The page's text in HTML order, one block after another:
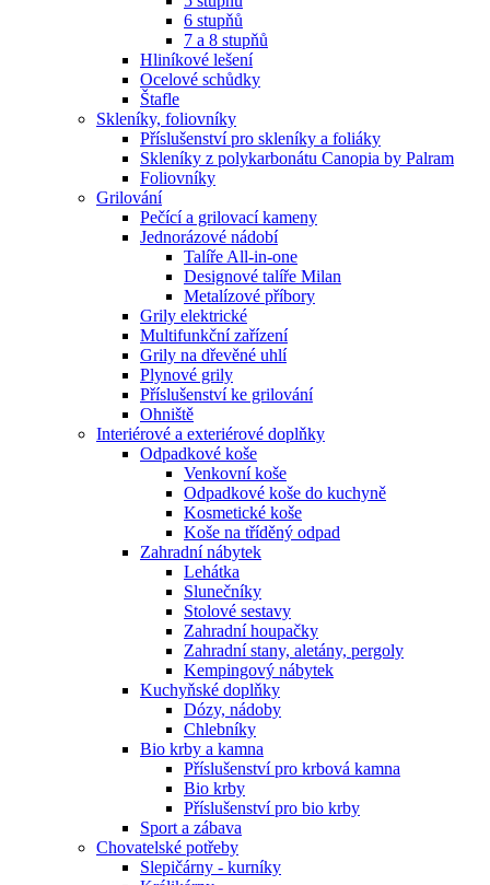
6 stupňů
7 a 8 stupňů
Hliníkové lešení
Ocelové schůdky
Štafle
Skleníky, foliovníky
Příslušenství pro skleníky a foliáky
Skleníky z polykarbonátu Canopia by Palram
Foliovníky
Grilování
Pečící a grilovací kameny
Jednorázové nádobí
Talíře All-in-one
Designové talíře Milan
Metalízové příbory
Grily elektrické
Multifunkční zařízení
Grily na dřevěné uhlí
Plynové grily
Příslušenství ke grilování
Ohniště
Interiérové a exteriérové doplňky
Odpadkové koše
Venkovní koše
Odpadkové koše do kuchyně
Kosmetické koše
Koše na tříděný odpad
Zahradní nábytek
Lehátka
Slunečníky
Stolové sestavy
Zahradní houpačky
Zahradní stany, aletány, pergoly
Kempingový nábytek
Kuchyňské doplňky
Dózy, nádoby
Chlebníky
Bio krby a kamna
Příslušenství pro krbová kamna
Bio krby
Příslušenství pro bio krby
Sport a zábava
Chovatelské potřeby
Slepičárny - kurníky